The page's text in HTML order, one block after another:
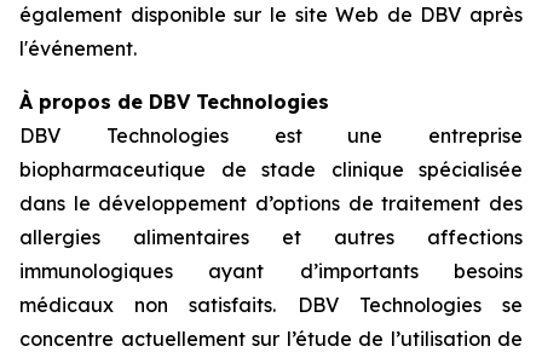
également disponible sur le site Web de DBV après
l'événement.
À propos de DBV Technologies
DBV Technologies est une entreprise
biopharmaceutique de stade clinique spécialisée
dans le développement d’options de traitement des
allergies alimentaires et autres affections
immunologiques ayant d’importants besoins
médicaux non satisfaits. DBV Technologies se
concentre actuellement sur l’étude de l’utilisation de